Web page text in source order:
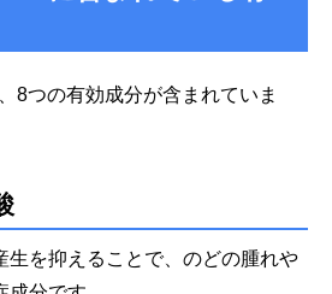
8つの有効成分が含まれていま
生を抑えることで、のどの腫れや